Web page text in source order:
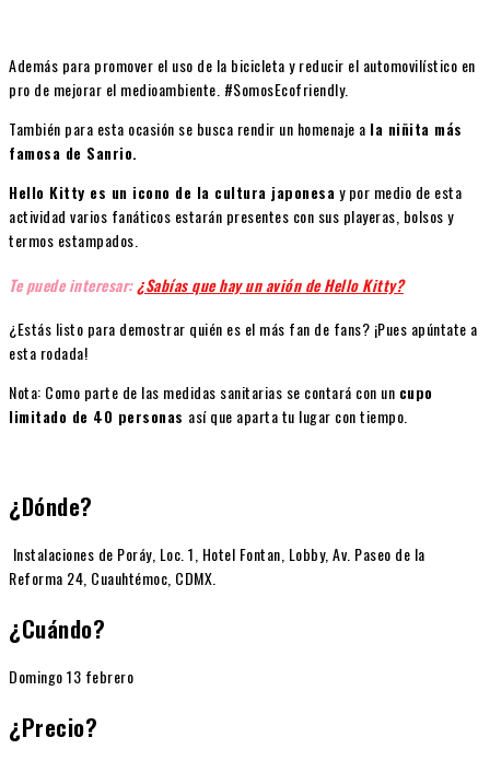
Además para promover el uso de la bicicleta y reducir el automovilístico en
pro de mejorar el medioambiente. #SomosEcofriendly.
También para esta ocasión se busca rendir un homenaje a la niñita más
famosa de Sanrio.
Hello Kitty es un icono de la cultura japonesay por medio de esta
actividad varios fanáticos estarán presentes con sus playeras, bolsos y
termos estampados.
Te puede interesar:¿Sabías que hay un avión de Hello Kitty?
¿Estás listo para demostrar quién es el más fan de fans? ¡Pues apúntate a
esta rodada!
Nota: Como parte de las medidas sanitarias se contará con un cupo
limitado de 40 personas así que aparta tu lugar con tiempo.
¿Dónde?
Instalaciones de Poráy, Loc. 1, Hotel Fontan, Lobby, Av. Paseo de la
Reforma 24, Cuauhtémoc, CDMX.
¿Cuándo?
Domingo 13 febrero
¿Precio?